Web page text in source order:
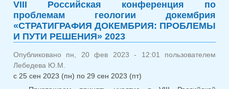
памяти
Кратца
VIII Российская конференция по
проблемам геологии докембрия
«СТРАТИГРАФИЯ ДОКЕМБРИЯ: ПРОБЛЕМЫ
И ПУТИ РЕШЕНИЯ» 2023
Опубликовано пн, 20 фев 2023 - 12:01 пользователем
Лебедева Ю.М.
с 25 сен 2023 (пн) по 29 сен 2023 (пт)